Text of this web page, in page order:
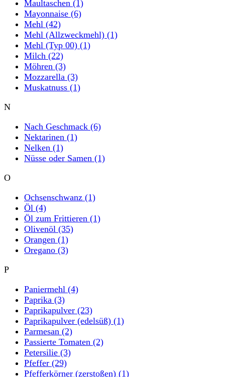
Maultaschen (1)
Mayonnaise (6)
Mehl (42)
Mehl (Allzweckmehl) (1)
Mehl (Typ 00) (1)
Milch (22)
Möhren (3)
Mozzarella (3)
Muskatnuss (1)
N
Nach Geschmack (6)
Nektarinen (1)
Nelken (1)
Nüsse oder Samen (1)
O
Ochsenschwanz (1)
Öl (4)
Öl zum Frittieren (1)
Olivenöl (35)
Orangen (1)
Oregano (3)
P
Paniermehl (4)
Paprika (3)
Paprikapulver (23)
Paprikapulver (edelsüß) (1)
Parmesan (2)
Passierte Tomaten (2)
Petersilie (3)
Pfeffer (29)
Pfefferkörner (zerstoßen) (1)